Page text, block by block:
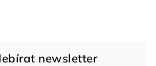
newsletter